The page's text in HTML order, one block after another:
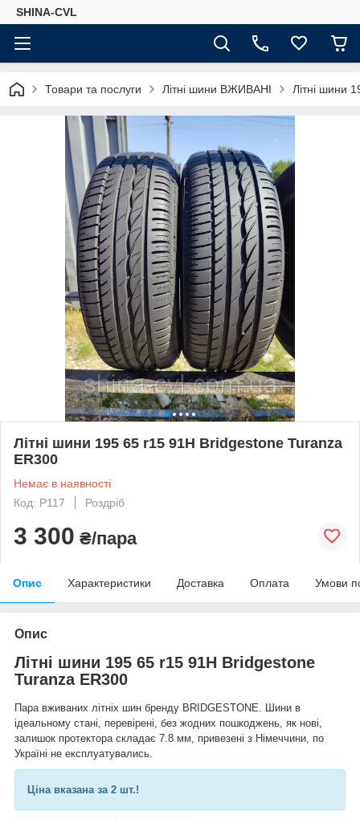
SHINA-CVL
Товари та послуги Літні шини ВЖИВАНІ Літні шини
Літні шини 195 65 r15 91H Bridgestone Turanza
ER300
Немає в наявності
Код: Р117
Роздріб
3 300 ₴/пара
Опис Характеристики Доставка Оплата Умови
Опис
Літні шини 195 65 r15 91H Bridgestone
Turanza ER300
Пара вживаних літніх шин бренду BRIDGESTONE. Шини в
ідеальному стані, перевірені, без жодних пошкоджень, як нові,
залишок протектора складає 7.8 мм, привезені з Німеччини, по
Україні не експлуатувались.
Ціна вказана за 2 шт.!